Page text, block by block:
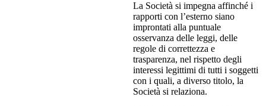
La Società si impegna affinché i
rapporti con l’esterno siano
improntati alla puntuale
osservanza delle leggi, delle
regole di correttezza e
trasparenza, nel rispetto degli
interessi legittimi di tutti i soggetti
con i quali, a diverso titolo, la
Società si relaziona.